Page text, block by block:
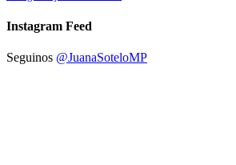
Instagram Feed
Seguinos @JuanaSoteloMP